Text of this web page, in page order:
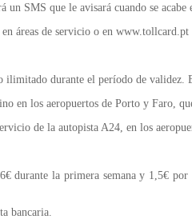
un SMS que le avisará cuando se acabe
áreas de servicio o en www.tollcard.pt
durante el período de validez.
en los aeropuertos de Porto y Faro,
de la autopista A24, en los
la primera semana y 1,5€ por
bancaria.